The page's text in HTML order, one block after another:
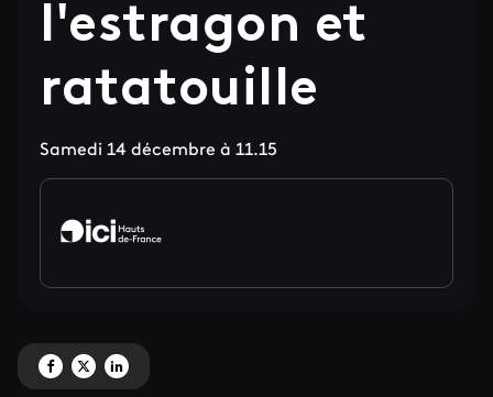
l'estragon et
ratatouille
Samedi 14 décembre à 11.15
Partagez 'Poulet à l'estragon et ratatouille ' sur Facebook
Partagez 'Poulet à l'estragon et ratatouille ' sur X
Partagez 'Poulet à l'estragon et ratatouille ' sur LinkedIn